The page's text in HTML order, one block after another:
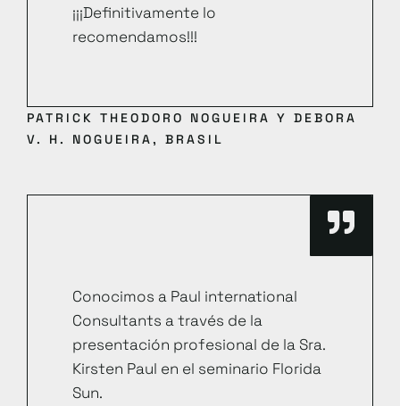
¡¡¡Definitivamente lo
recomendamos!!!
PATRICK THEODORO NOGUEIRA Y DEBORA
V. H. NOGUEIRA, BRASIL
Conocimos a Paul international
Consultants a través de la
presentación profesional de la Sra.
Kirsten Paul en el seminario Florida
Sun.